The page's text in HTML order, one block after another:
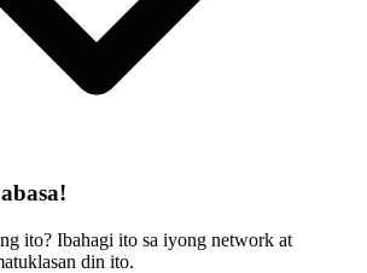
ito? Ibahagi ito sa iyong network at
din ito.